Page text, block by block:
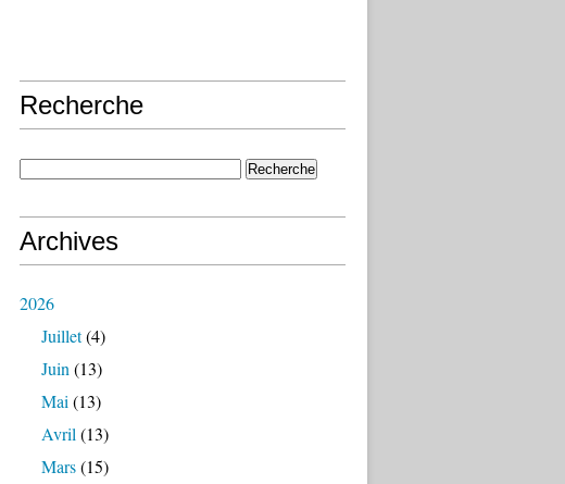
Recherche
Archives
2026
Juillet(4)
Juin (13)
Mai (13)
Avril (13)
Mars(15)